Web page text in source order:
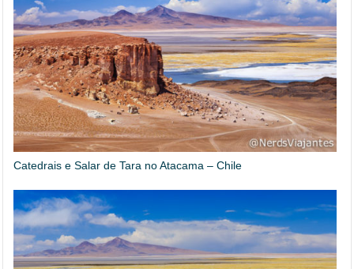
Catedrais e Salar de Tara no Atacama – Chile